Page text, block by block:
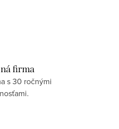
firma
s 30 ročnými